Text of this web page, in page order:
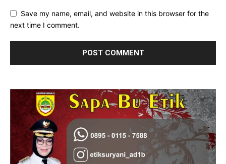
Save my name, email, and website in this browser for the
next time I comment.